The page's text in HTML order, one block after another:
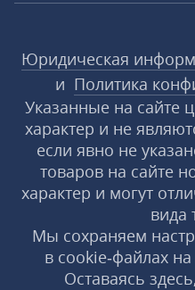
Юридическая
и Политика
Указанные на сайте
характер и не
если явно не
товаров на сайте
характер и могут
вида
Мы сохраняем
в cookie‑файлах
Оставаясь